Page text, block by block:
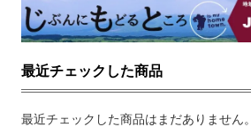
最近チェックした商品
最近チェックした商品はまだありません。